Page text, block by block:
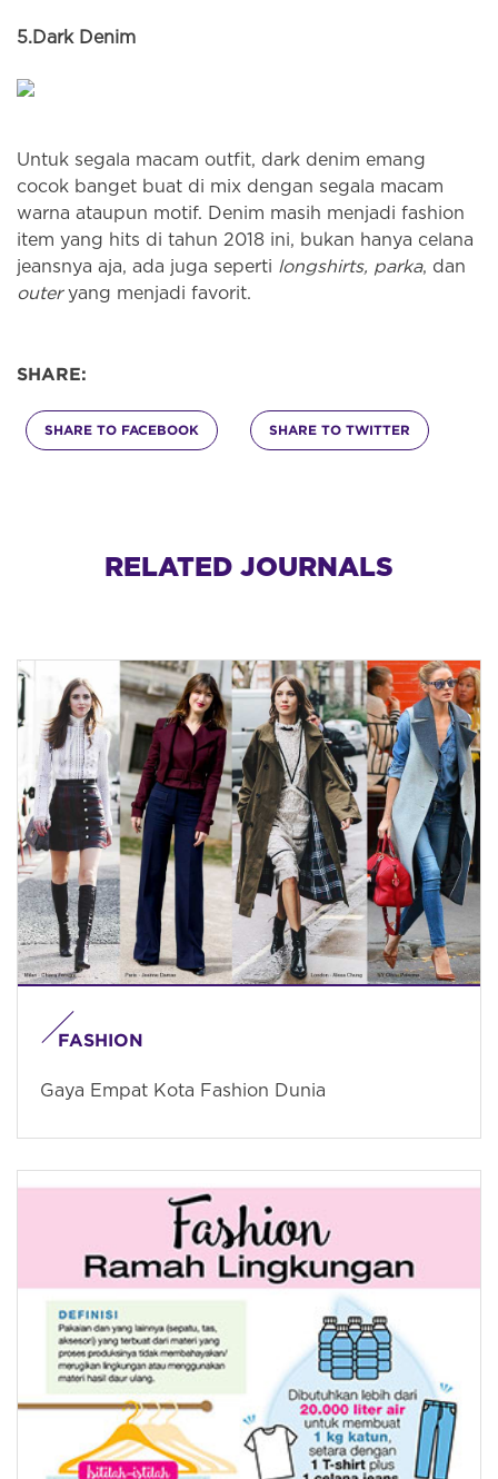
5.Dark Denim
Untuk segala macam outfit, dark denim emang
cocok banget buat di mix dengan segala macam
warna ataupun motif. Denim masih menjadi fashion
item yang hits di tahun 2018 ini, bukan hanya celana
jeansnya aja, ada juga seperti longshirts, parka, dan
outeryang menjadi favorit.
SHARE:
SHARE TO FACEBOOK SHARE TO TWITTER
RELATED JOURNALS
FASHION
Gaya Empat Kota Fashion Dunia